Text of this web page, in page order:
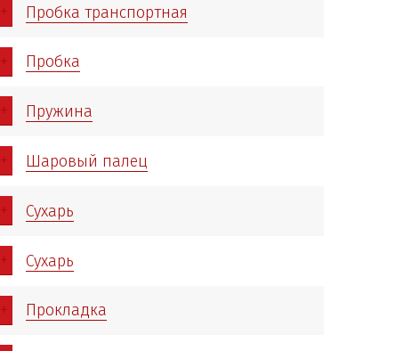
+ Пробка транспортная
+ Пробка
+ Пружина
+ Шаровый палец
+ Сухарь
+ Сухарь
+ Прокладка